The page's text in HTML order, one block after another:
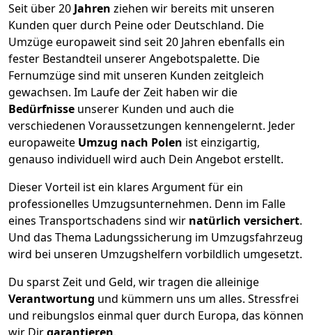
Seit über20 Jahren ziehen wir bereits mit unseren
Kunden quer durch Peineoder Deutschland. Die
Umzüge europaweit sind seit20 Jahren ebenfalls ein
fester Bestandteil unserer Angebotspalette. Die
Fernumzüge sind mit unseren Kunden zeitgleich
gewachsen. Im Laufe der Zeit haben wir die
Bedürfnisse unserer Kunden und auch die
verschiedenen Voraussetzungen kennengelernt. Jeder
europaweite Umzug nach Polen ist einzigartig,
genauso individuell wird auch Dein Angebot erstellt.
Dieser Vorteil ist ein klares Argument für ein
professionelles Umzugsunternehmen. Denn im Falle
eines Transportschadens sind wir natürlich versichert.
Und das Thema Ladungssicherung im Umzugsfahrzeug
wird bei unseren Umzugshelfern vorbildlich umgesetzt.
Du sparst Zeit und Geld, wir tragen die alleinige
Verantwortung und kümmern uns um alles. Stressfrei
und reibungslos einmal quer durch Europa, das können